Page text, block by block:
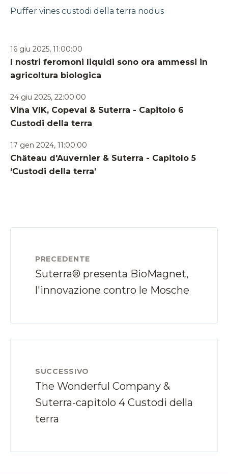
Puffer vines custodi della terra nodus
16 giu 2025, 11:00:00
I nostri feromoni liquidi sono ora ammessi in
agricoltura biologica
24 giu 2025, 22:00:00
Viña VIK, Copeval & Suterra - Capitolo 6
Custodi della terra
17 gen 2024, 11:00:00
Château d'Auvernier & Suterra - Capitolo 5
‘Custodi della terra’
PRECEDENTE
Suterra® presenta BioMagnet,
l'innovazione contro le Mosche
SUCCESSIVO
The Wonderful Company &
Suterra-capitolo 4 Custodi della
terra